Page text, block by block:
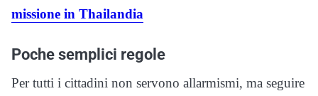
missione in Thailandia
Poche semplici regole
Per tutti i cittadini non servono allarmismi, ma seguire